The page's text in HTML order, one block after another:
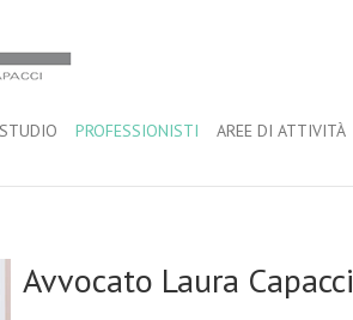
PROFESSIONISTI AREE DI ATTIVITÀ
Avvocato Laura Capacci